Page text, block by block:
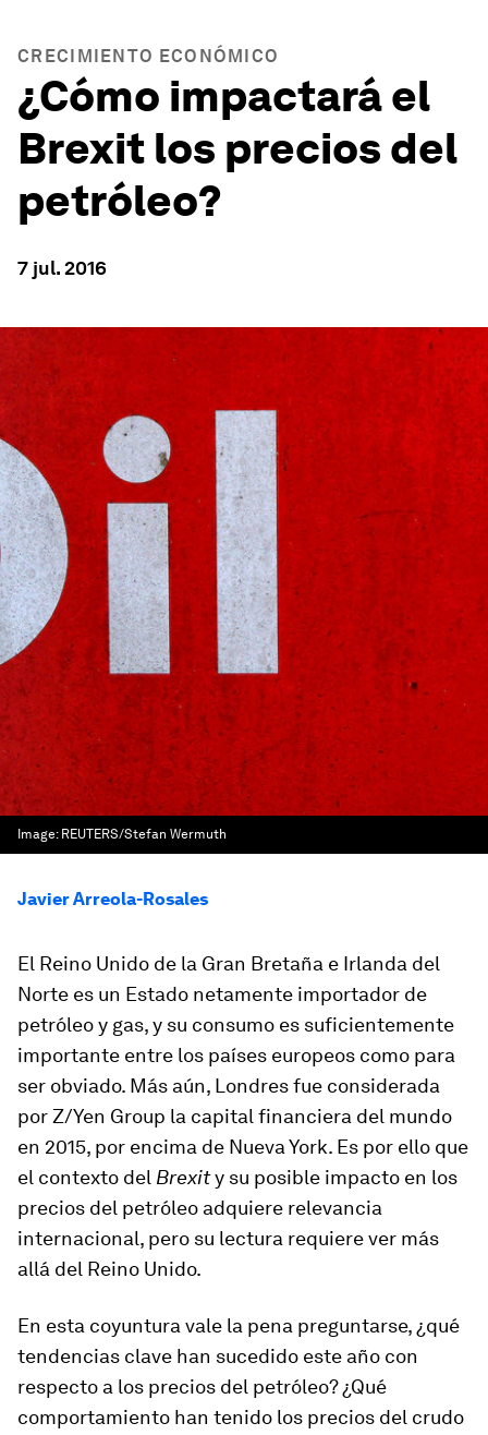
CRECIMIENTO ECONÓMICO
¿Cómo impactará el
Brexit los precios del
petróleo?
7 jul. 2016
Image: REUTERS/Stefan Wermuth
Javier Arreola-Rosales
El Reino Unido de la Gran Bretaña e Irlanda del
Norte es un Estado netamente importador de
petróleo y gas, y su consumo es suficientemente
importante entre los países europeos como para
ser obviado. Más aún, Londres fue considerada
por Z/Yen Group la capital financiera del mundo
en 2015, por encima de Nueva York. Es por ello que
el contexto del Brexity su posible impacto en los
precios del petróleo adquiere relevancia
internacional, pero su lectura requiere ver más
allá del Reino Unido.
En esta coyuntura vale la pena preguntarse, ¿qué
tendencias clave han sucedido este año con
respecto a los precios del petróleo? ¿Qué
comportamiento han tenido los precios del crudo